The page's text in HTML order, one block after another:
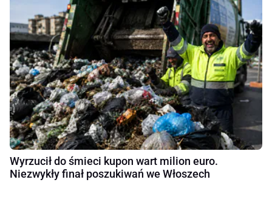
Wyrzucił do śmieci kupon wart milion euro.
Niezwykły finał poszukiwań we Włoszech